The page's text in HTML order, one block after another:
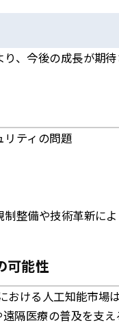
、今後の成長が期待
リティの問題
整備や技術革新に
可能性
おける人工知能市場
隔医療の普及を支